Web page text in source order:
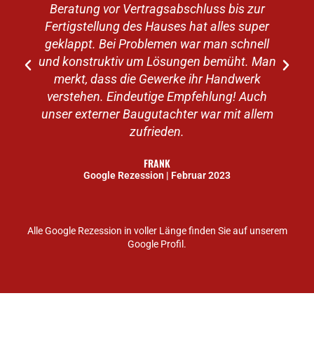
Beratung vor Vertragsabschluss bis zur
Fertigstellung des Hauses hat alles super
geklappt. Bei Problemen war man schnell
und konstruktiv um Lösungen bemüht. Man
merkt, dass die Gewerke ihr Handwerk
verstehen. Eindeutige Empfehlung! Auch
unser externer Baugutachter war mit allem
zufrieden.
FRANK
Google Rezession | Februar 2023
Alle Google Rezession in voller Länge finden Sie auf unserem
Google Profil.